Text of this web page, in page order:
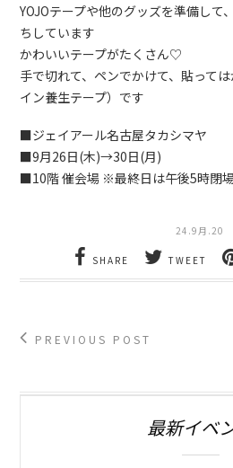
YOJOテープや他のグッズを準備して
ちしています
かわいいテープがたくさん♡
手で切れて、ペンでかけて、貼って
イン養生テープ）です
■ジェイアール名古屋タカシマヤ
■9月26日(木)→30日(月)
■10階 催会場 ※最終日は午後5時閉場
24.9月.20
SHARE TWEET
PREVIOUS POST
最新イベ